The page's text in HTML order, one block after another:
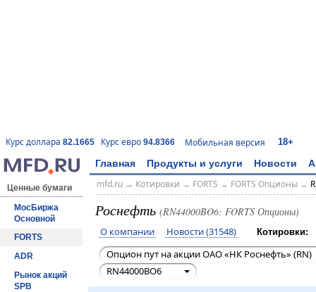
Курс доллара 82.1665 Курс евро 94.8366 Мобильная версия 18+
Главная Продукты и услуги Новости
Ценные бумаги
МосБиржа
Основной
FORTS
ADR
Рынок акций
SPB
mfd.ru→ Котировки → FORTS → FORTS Опционы→
Роснефть (RN44000BO6: FORTS Опционы)
О компании Новости (31548) Котировки:
Опцион пут на акции ОАО «НК Роснефть» (RN)
RN44000BO6